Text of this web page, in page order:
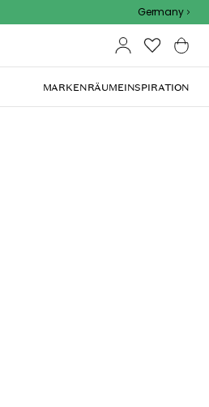
Germany
MARKENRÄUMEINSPIRATION